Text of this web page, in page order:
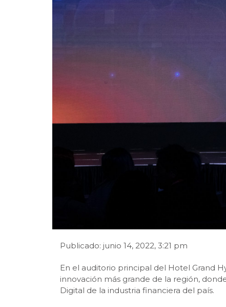
Publicado: junio 14, 2022, 3:21 pm
En el auditorio principal del Hotel Grand
innovación más grande de la región,
Digital de la industria financiera del país.